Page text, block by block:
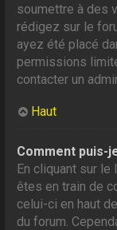
soumettre à des
rédigez sur le
ayez été placé
permissions
contacter un
Haut
Comment puis-
En cliquant sur
êtes en train de
celui-ci en haut
du forum.